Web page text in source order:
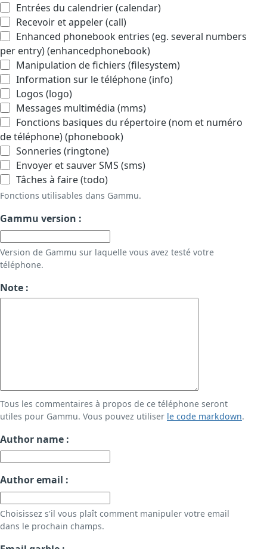
Entrées du calendrier (calendar)
Recevoir et appeler (call)
Enhanced phonebook entries (eg. several numbers
per entry) (enhancedphonebook)
Manipulation de fichiers (filesystem)
Information sur le téléphone (info)
Logos (logo)
Messages multimédia (mms)
Fonctions basiques du répertoire (nom et numéro
de téléphone) (phonebook)
Sonneries (ringtone)
Envoyer et sauver SMS (sms)
Tâches à faire (todo)
Fonctions utilisables dans Gammu.
Gammu version :
Version de Gammu sur laquelle vous avez testé votre
téléphone.
Note :
Tous les commentaires à propos de ce téléphone seront
utiles pour Gammu. Vous pouvez utiliser le code markdown.
Author name :
Author email :
Choisissez s'il vous plaît comment manipuler votre email
dans le prochain champs.